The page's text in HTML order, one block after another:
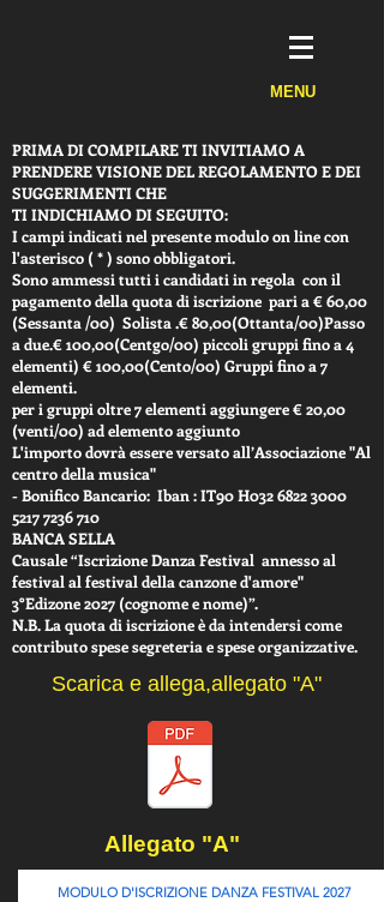
MENU
PRIMA DI COMPILARE TI INVITIAMO A
PRENDERE VISIONE DEL REGOLAMENTO E DEI
SUGGERIMENTI CHE
TI INDICHIAMO DI SEGUITO:
I campi indicati nel presente modulo on line con
l'asterisco ( * ) sono obbligatori.
Sono ammessi tutti i candidati in regola con il
pagamento della quota di iscrizione pari a € 60,00
(Sessanta /00) Solista .€ 80,00(Ottanta/00)Passo
a due.€ 100,00(Centgo/00) piccoli gruppi fino a 4
elementi) € 100,00(Cento/00) Gruppi fino a 7
elementi.
per i gruppi oltre 7 elementi aggiungere € 20,00
(venti/00) ad elemento aggiunto
L'importo dovrà essere versato all’Associazione "Al
centro della musica"
- Bonifico Bancario: Iban : IT90 H0326822 3000
5217 7236710
BANCA SELLA
Causale “Iscrizione Danza Festival annesso al
festival al festival della canzone d'amore"
3°Edizone 2027 (cognome e nome)”.
N.B. La quota di iscrizione è da intendersi come
contributo spese segreteria e spese organizzative.
Scarica e allega,allegato "A"
Allegato "A"
MODULO D'ISCRIZIONE DANZA FESTIVAL 2027